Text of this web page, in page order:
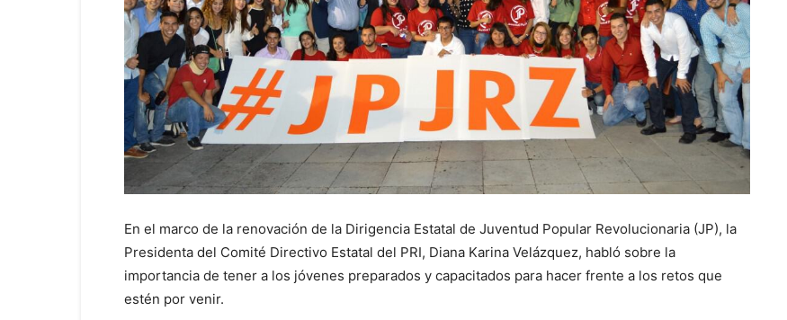
Chihuahua
En el marco de la renovación de la Dirigencia Estatal de Juventud Popular Revolucionaria (JP), la
Presidenta del Comité Directivo Estatal del PRI, Diana Karina Velázquez, habló sobre la
importancia de tener a los jóvenes preparados y capacitados para hacer frente a los retos que
estén por venir.